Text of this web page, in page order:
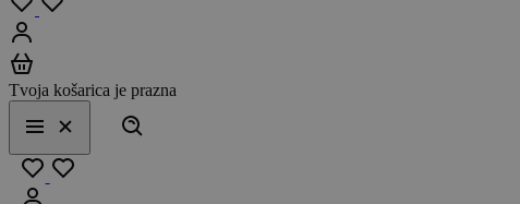
Tvoja košarica je prazna
Meni
Zapri